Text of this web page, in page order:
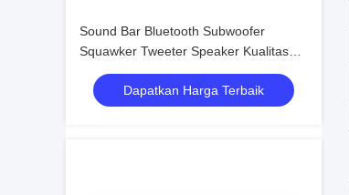
Sound Bar Bluetooth Subwoofer
Squawker Tweeter Speaker Kualitas
Tinggi Marine Grade IP66 untuk Mobil
Golf ElektrikDapatkan Harga Terbaik